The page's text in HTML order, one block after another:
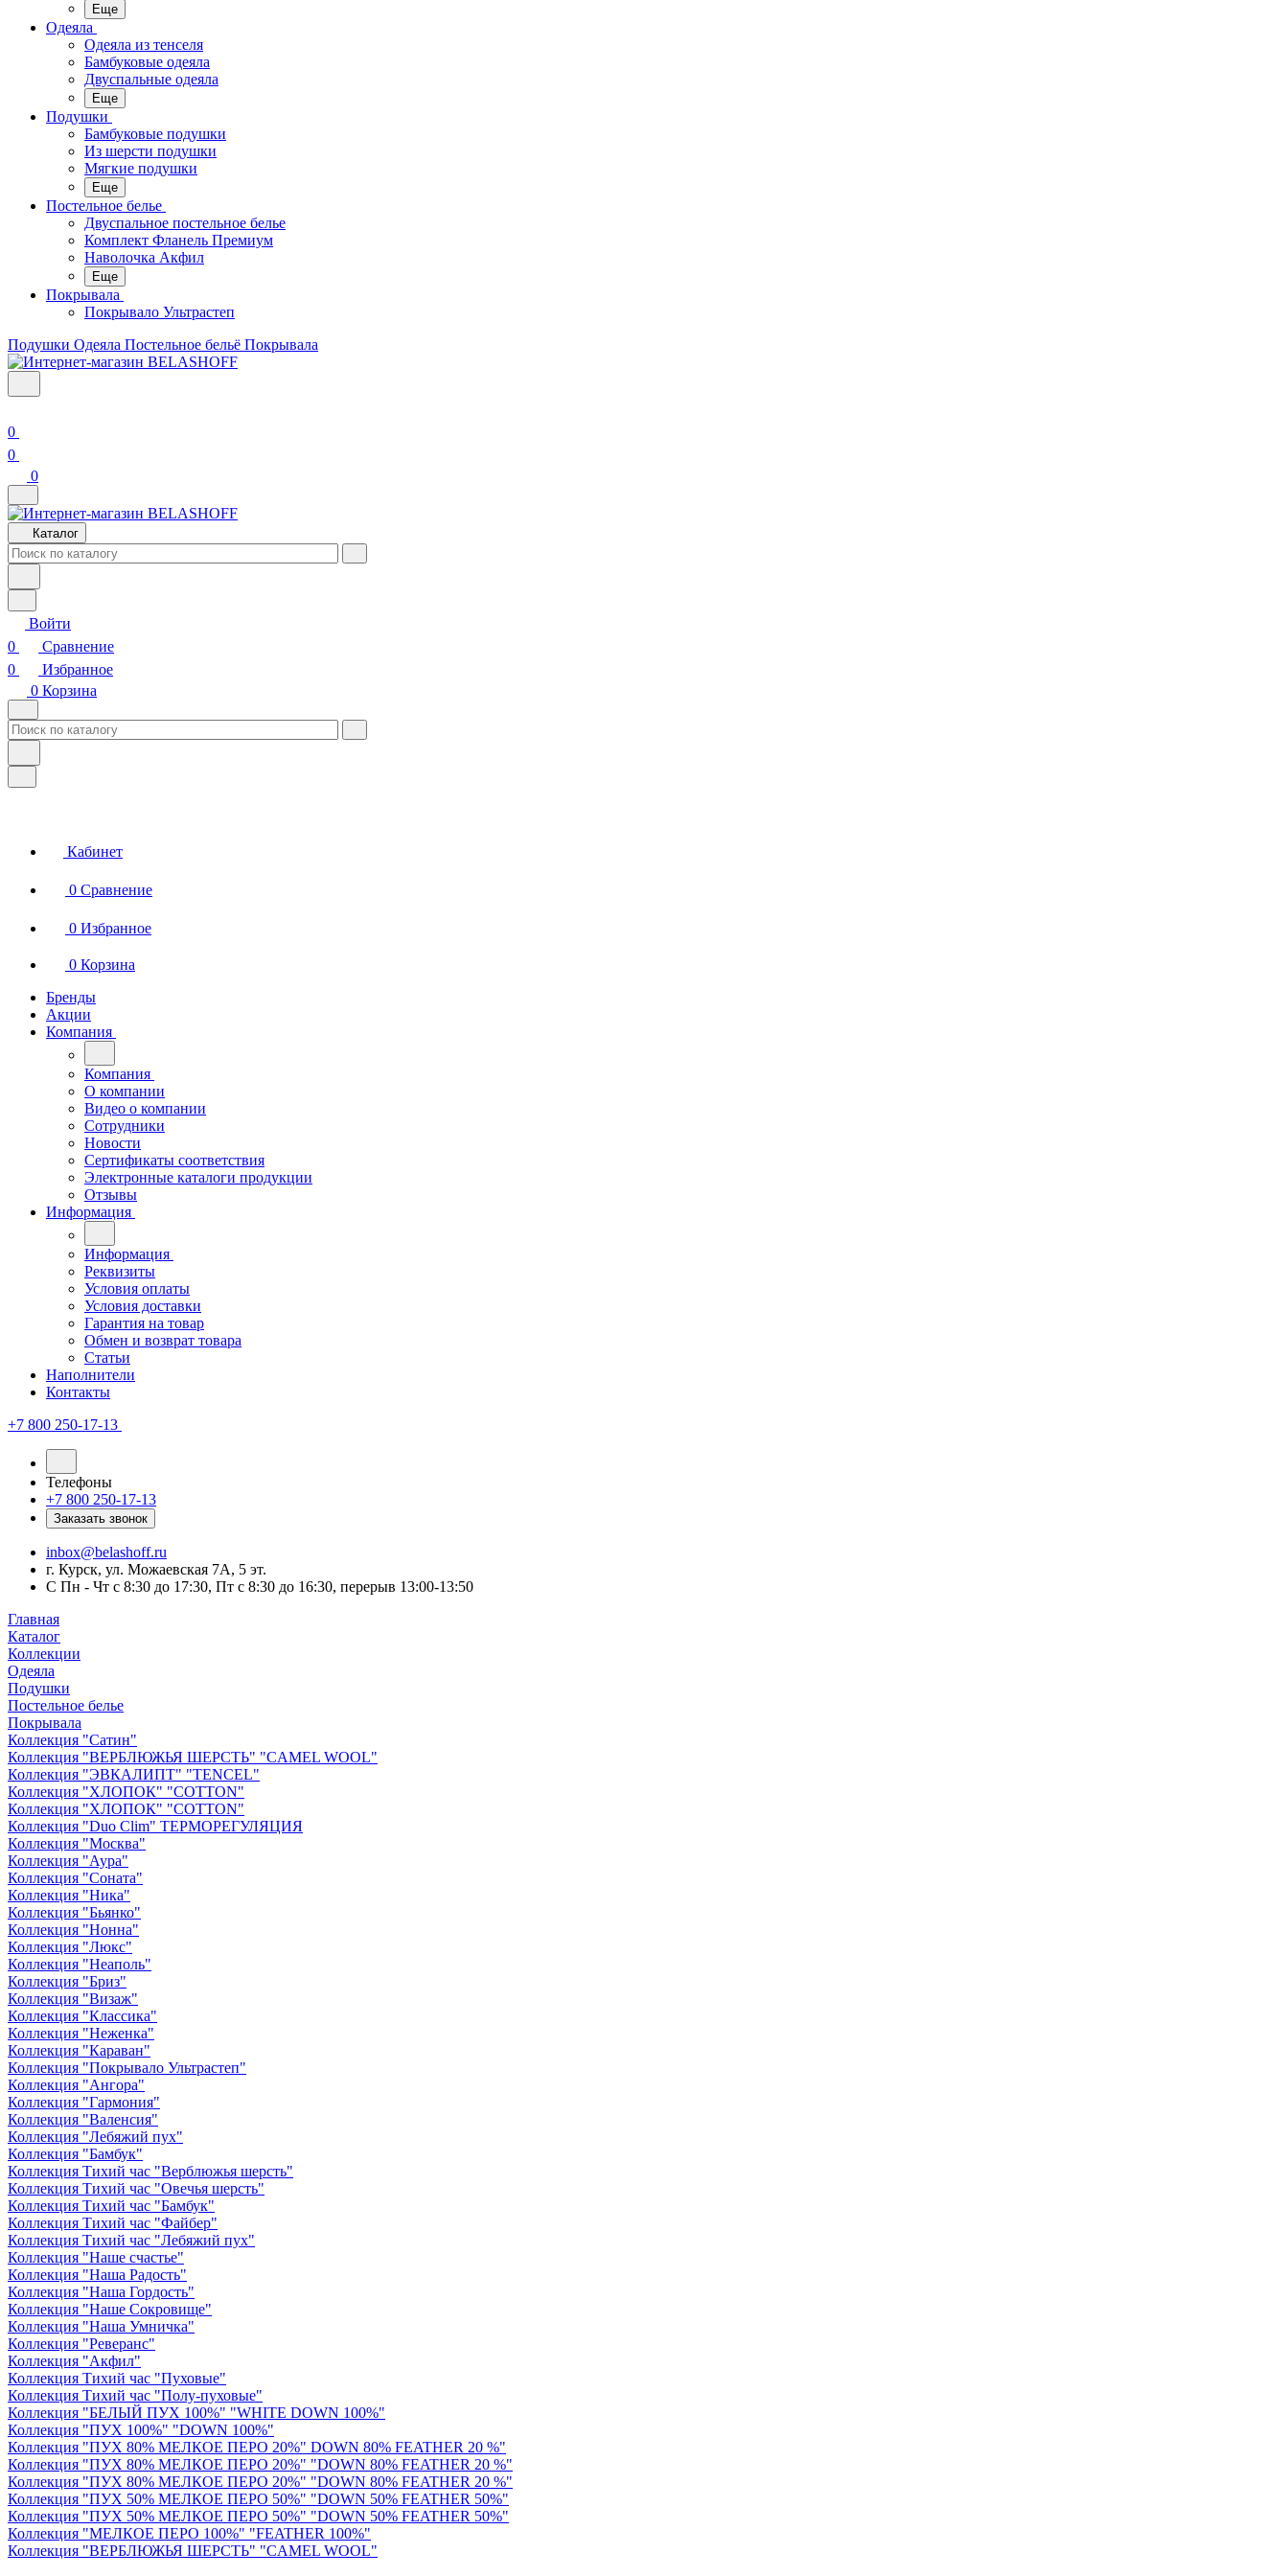
Еще
Одеяла
Одеяла из тенселя
Бамбуковые одеяла
Двуспальные одеяла
Еще
Подушки
Бамбуковые подушки
Из шерсти подушки
Мягкие подушки
Еще
Постельное белье
Двуспальное постельное белье
Комплект Фланель Премиум
Наволочка Акфил
Еще
Покрывала
Покрывало Ультрастеп
Подушки Одеяла Постельное бельё Покрывала
0
0
0
Каталог
Войти
0
Сравнение
0
Избранное
0 Корзина
Кабинет
0 Сравнение
0 Избранное
0 Корзина
Бренды
Акции
Компания
Компания
О компании
Видео о компании
Сотрудники
Новости
Сертификаты соответствия
Электронные каталоги продукции
Отзывы
Информация
Информация
Реквизиты
Условия оплаты
Условия доставки
Гарантия на товар
Обмен и возврат товара
Статьи
Наполнители
Контакты
+7 800 250-17-13
Телефоны
+7 800 250-17-13
Заказать звонок
inbox@belashoff.ru
г. Курск, ул. Можаевская 7А, 5 эт.
C Пн - Чт с 8:30 до 17:30, Пт с 8:30 до 16:30, перерыв 13:00-13:50
Главная
Каталог
Коллекции
Одеяла
Подушки
Постельное белье
Покрывала
Коллекция "Сатин"
Коллекция "ВЕРБЛЮЖЬЯ ШЕРСТЬ" "CAMEL WOOL"
Коллекция "ЭВКАЛИПТ" "TENCEL"
Коллекция "ХЛОПОК" "COTTON"
Коллекция "ХЛОПОК" "COTTON"
Коллекция "Duo Clim" ТЕРМОРЕГУЛЯЦИЯ
Коллекция "Москва"
Коллекция "Аура"
Коллекция "Соната"
Коллекция "Ника"
Коллекция "Бьянко"
Коллекция "Нонна"
Коллекция "Люкс"
Коллекция "Неаполь"
Коллекция "Бриз"
Коллекция "Визаж"
Коллекция "Классика"
Коллекция "Неженка"
Коллекция "Караван"
Коллекция "Покрывало Ультрастеп"
Коллекция "Ангора"
Коллекция "Гармония"
Коллекция "Валенсия"
Коллекция "Лебяжий пух"
Коллекция "Бамбук"
Коллекция Тихий час "Верблюжья шерсть"
Коллекция Тихий час "Овечья шерсть"
Коллекция Тихий час "Бамбук"
Коллекция Тихий час "Файбер"
Коллекция Тихий час "Лебяжий пух"
Коллекция "Наше счастье"
Коллекция "Наша Радость"
Коллекция "Наша Гордость"
Коллекция "Наше Сокровище"
Коллекция "Наша Умничка"
Коллекция "Реверанс"
Коллекция "Акфил"
Коллекция Тихий час "Пуховые"
Коллекция Тихий час "Полу-пуховые"
Коллекция "БЕЛЫЙ ПУХ 100%" "WHITE DOWN 100%"
Коллекция "ПУХ 100%" "DOWN 100%"
Коллекция "ПУХ 80% МЕЛКОЕ ПЕРО 20%" DOWN 80% FEATHER 20 %"
Коллекция "ПУХ 80% МЕЛКОЕ ПЕРО 20%" "DOWN 80% FEATHER 20 %"
Коллекция "ПУХ 80% МЕЛКОЕ ПЕРО 20%" "DOWN 80% FEATHER 20 %"
Коллекция "ПУХ 50% МЕЛКОЕ ПЕРО 50%" "DOWN 50% FEATHER 50%"
Коллекция "ПУХ 50% МЕЛКОЕ ПЕРО 50%" "DOWN 50% FEATHER 50%"
Коллекция "МЕЛКОЕ ПЕРО 100%" "FEATHER 100%"
Коллекция "ВЕРБЛЮЖЬЯ ШЕРСТЬ" "CAMEL WOOL"